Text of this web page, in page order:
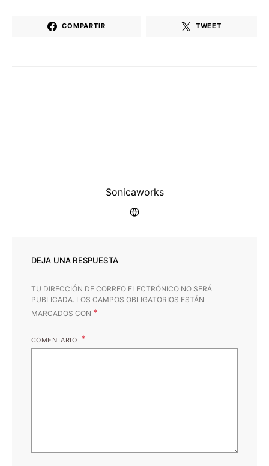
COMPARTIR TWEET
Sonicaworks
DEJA UNA RESPUESTA
TU DIRECCIÓN DE CORREO ELECTRÓNICO NO SERÁ
PUBLICADA. LOS CAMPOS OBLIGATORIOS ESTÁN
MARCADOS CON *
COMENTARIO